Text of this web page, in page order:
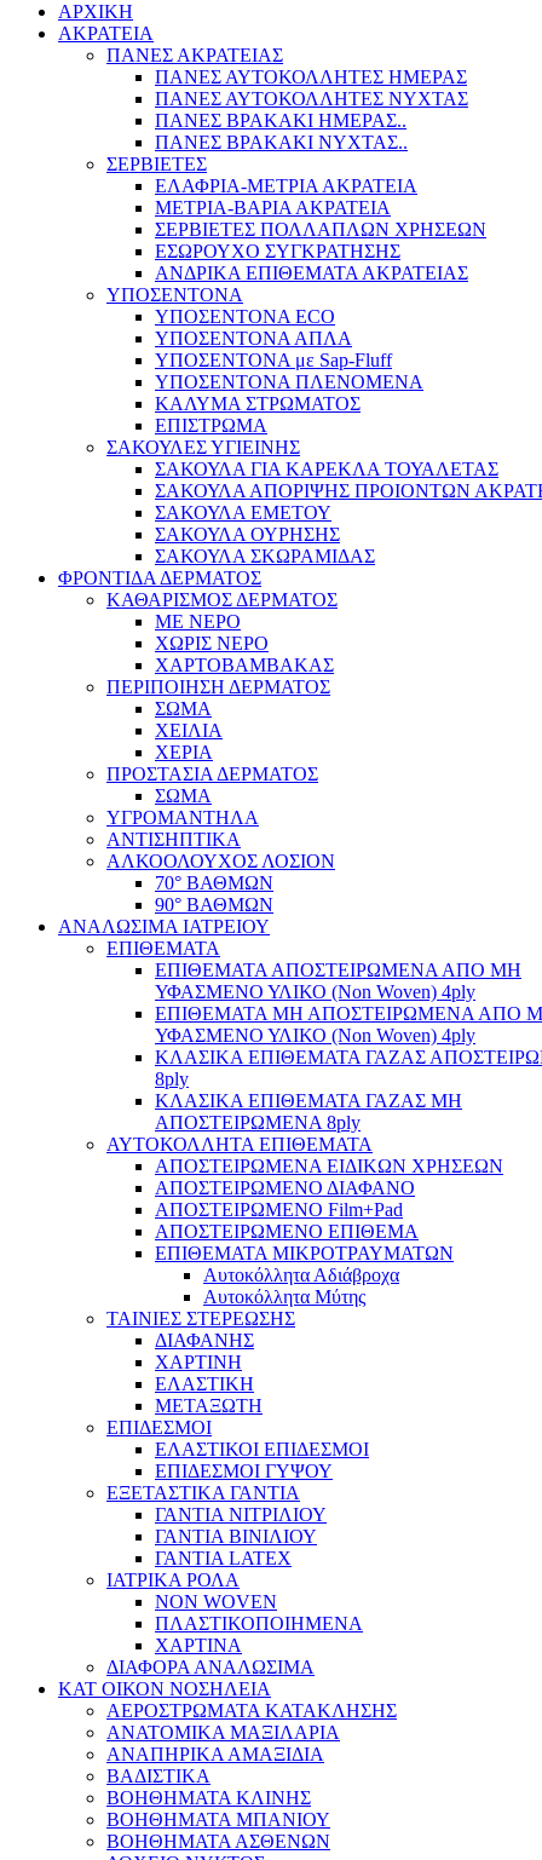
ΑΡΧΙΚΗ
ΑΚΡΑΤΕΙΑ
ΠΑΝΕΣ ΑΚΡΑΤΕΙΑΣ
ΠΑΝΕΣ ΑΥΤΟΚΟΛΛΗΤΕΣ ΗΜΕΡΑΣ
ΠΑΝΕΣ ΑΥΤΟΚΟΛΛΗΤΕΣ ΝΥΧΤΑΣ
ΠΑΝΕΣ ΒΡΑΚΑΚΙ ΗΜΕΡΑΣ..
ΠΑΝΕΣ ΒΡΑΚΑΚΙ ΝΥΧΤΑΣ..
ΣΕΡΒΙΕΤΕΣ
ΕΛΑΦΡΙΑ-ΜΕΤΡΙΑ ΑΚΡΑΤΕΙΑ
ΜΕΤΡΙΑ-ΒΑΡΙΑ ΑΚΡΑΤΕΙΑ
ΣΕΡΒΙΕΤΕΣ ΠΟΛΛΑΠΛΩΝ ΧΡΗΣΕΩΝ
ΕΣΩΡΟΥΧΟ ΣΥΓΚΡΑΤΗΣΗΣ
ΑΝΔΡΙΚΑ ΕΠΙΘΕΜΑΤΑ ΑΚΡΑΤΕΙΑΣ
ΥΠΟΣΕΝΤΟΝΑ
ΥΠΟΣΕΝΤΟΝΑ ECO
ΥΠΟΣΕΝΤΟΝΑ ΑΠΛΑ
ΥΠΟΣΕΝΤΟΝΑ με Sap-Fluff
ΥΠΟΣΕΝΤΟΝΑ ΠΛΕΝΟΜΕΝΑ
ΚΑΛΥΜΑ ΣΤΡΩΜΑΤΟΣ
ΕΠΙΣΤΡΩΜΑ
ΣΑΚΟΥΛΕΣ ΥΓΙΕΙΝΗΣ
ΣΑΚΟΥΛΑ ΓΙΑ ΚΑΡΕΚΛΑ ΤΟΥΑΛΕΤΑΣ
ΣΑΚΟΥΛΑ ΑΠΟΡΙΨΗΣ ΠΡΟΙΟΝΤΩΝ
ΣΑΚΟΥΛΑ ΕΜΕΤΟΥ
ΣΑΚΟΥΛΑ ΟΥΡΗΣΗΣ
ΣΑΚΟΥΛΑ ΣΚΩΡΑΜΙΔΑΣ
ΦΡΟΝΤΙΔΑ ΔΕΡΜΑΤΟΣ
ΚΑΘΑΡΙΣΜΟΣ ΔΕΡΜΑΤΟΣ
ΜΕ ΝΕΡΟ
ΧΩΡΙΣ ΝΕΡΟ
ΧΑΡΤΟΒΑΜΒΑΚΑΣ
ΠΕΡΙΠΟΙΗΣΗ ΔΕΡΜΑΤΟΣ
ΣΩΜΑ
ΧΕΙΛΙΑ
ΧΕΡΙΑ
ΠΡΟΣΤΑΣΙΑ ΔΕΡΜΑΤΟΣ
ΣΩΜΑ
ΥΓΡΟΜΑΝΤΗΛΑ
ΑΝΤΙΣΗΠΤΙΚΑ
ΑΛΚΟΟΛΟΥΧΟΣ ΛΟΣΙΟΝ
70° ΒΑΘΜΩΝ
90° ΒΑΘΜΩΝ
ΑΝΑΛΩΣΙΜΑ ΙΑΤΡΕΙΟΥ
ΕΠΙΘΕΜΑΤΑ
ΕΠΙΘΕΜΑΤΑ ΑΠΟΣΤΕΙΡΩΜΕΝΑ ΑΠΟ ΜΗ
ΥΦΑΣΜΕΝΟ ΥΛΙΚΟ (Non Woven) 4ply
ΕΠΙΘΕΜΑΤΑ ΜΗ ΑΠΟΣΤΕΙΡΩΜΕΝΑ ΑΠΟ
ΥΦΑΣΜΕΝΟ ΥΛΙΚΟ (Non Woven) 4ply
ΚΛΑΣΙΚΑ ΕΠΙΘΕΜΑΤΑ ΓΑΖΑΣ
8ply
ΚΛΑΣΙΚΑ ΕΠΙΘΕΜΑΤΑ ΓΑΖΑΣ ΜΗ
ΑΠΟΣΤΕΙΡΩΜΕΝΑ 8ply
ΑΥΤΟΚΟΛΛΗΤΑ ΕΠΙΘΕΜΑΤΑ
ΑΠΟΣΤΕΙΡΩΜΕΝΑ ΕΙΔΙΚΩΝ ΧΡΗΣΕΩΝ
ΑΠΟΣΤΕΙΡΩΜΕΝΟ ΔΙΑΦΑΝΟ
ΑΠΟΣΤΕΙΡΩΜΕΝΟ Film+Pad
ΑΠΟΣΤΕΙΡΩΜΕΝΟ ΕΠΙΘΕΜΑ
ΕΠΙΘΕΜΑΤΑ ΜΙΚΡΟΤΡΑΥΜΑΤΩΝ
Αυτοκόλλητα Αδιάβροχα
Αυτοκόλλητα Μύτης
ΤΑΙΝΙΕΣ ΣΤΕΡΕΩΣΗΣ
ΔΙΑΦΑΝΗΣ
ΧΑΡΤΙΝΗ
ΕΛΑΣΤΙΚΗ
ΜΕΤΑΞΩΤΗ
ΕΠΙΔΕΣΜΟΙ
ΕΛΑΣΤΙΚΟΙ ΕΠΙΔΕΣΜΟΙ
ΕΠΙΔΕΣΜΟΙ ΓΥΨΟΥ
ΕΞΕΤΑΣΤΙΚΑ ΓΑΝΤΙΑ
ΓΑΝΤΙΑ ΝΙΤΡΙΛΙΟΥ
ΓΑΝΤΙΑ ΒΙΝΙΛΙΟΥ
ΓΑΝΤΙΑ LATEX
ΙΑΤΡΙΚΑ ΡΟΛΑ
NON WOVEN
ΠΛΑΣΤΙΚΟΠΟΙΗΜΕΝΑ
ΧΑΡΤΙΝΑ
ΔΙΑΦΟΡΑ ΑΝΑΛΩΣΙΜΑ
ΚΑΤ ΟΙΚΟΝ ΝΟΣΗΛΕΙΑ
ΑΕΡΟΣΤΡΩΜΑΤΑ ΚΑΤΑΚΛΗΣΗΣ
ΑΝΑΤΟΜΙΚΑ ΜΑΞΙΛΑΡΙΑ
ΑΝΑΠΗΡΙΚΑ ΑΜΑΞΙΔΙΑ
ΒΑΔΙΣΤΙΚΑ
ΒΟΗΘΗΜΑΤΑ ΚΛΙΝΗΣ
ΒΟΗΘΗΜΑΤΑ ΜΠΑΝΙΟΥ
ΒΟΗΘΗΜΑΤΑ ΑΣΘΕΝΩΝ